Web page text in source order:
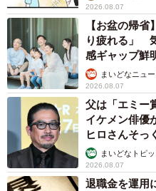
2026.08.07
【お盆の帰
り疲れる」
感ギャップ鮮
まいどなニュ
2026.08.07
父は「エミー
イケメン俳優
ヒロさんそっ
まいどなトピッ
2026.08.07
退職金を運用